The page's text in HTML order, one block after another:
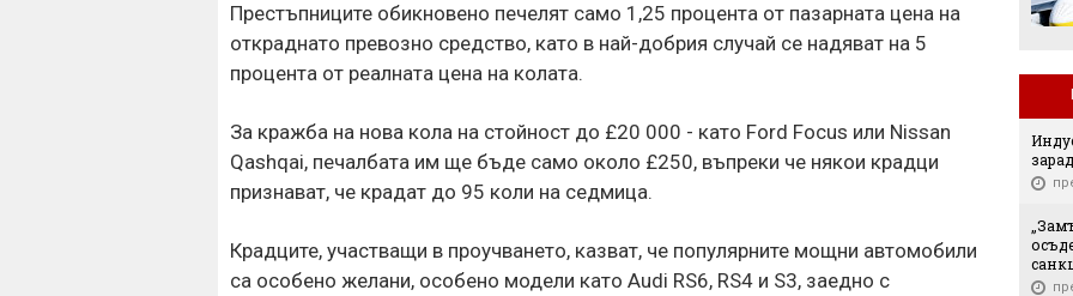
Престъпниците обикновено печелят само 1,25 процента от пазарната цена на
откраднато превозно средство, като в най-добрия случай се надяват на 5
процента от реалната цена на колата.
За кражба на нова кола на стойност до £20 000 - като Ford Focus или Nissan
Qashqai, печалбата им ще бъде само около £250, въпреки че някои крадци
признават, че крадат до 95 коли на седмица.
Крадците, участващи в проучването, казват, че популярните мощни автомобили
са особено желани, особено модели като Audi RS6, RS4 и S3, заедно с